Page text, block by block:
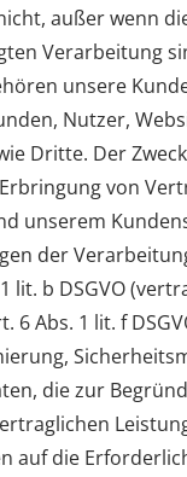
außer wenn
Verarbeitung
unsere
Nutzer,
Dritte. Der
von
unserem
der
lit. b DSGVO
6 Abs. 1 lit. f
die zur
auf die